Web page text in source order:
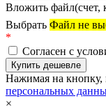
Вложить файл(счет,
Выбрать Файл не
*
Согласен с
Нажимая на кнопку,
персональных
×